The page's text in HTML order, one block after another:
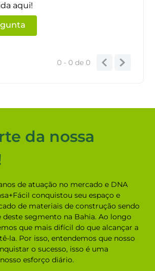
aqui!
0 - 0 de 0
da nossa
de atuação no mercado e DNA
conquistou seu espaço e
de materiais de construção sendo
deste segmento na Bahia. Ao longo
que mais difícil do que alcançar a
la. Por isso, entendemos que nosso
o sucesso, isso é uma
esforço diário.